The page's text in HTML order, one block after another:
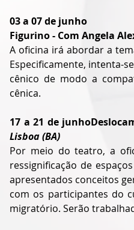
03 a 07 de junho
Figurino - Com Angela
A oficina irá abordar a
Especificamente, intenta-
cênico de modo a
cênica.
17 a 21 de
Lisboa (BA)
Por meio do teatro, a
ressignificação de
apresentados conceitos
com os participantes do
migratório. Serão